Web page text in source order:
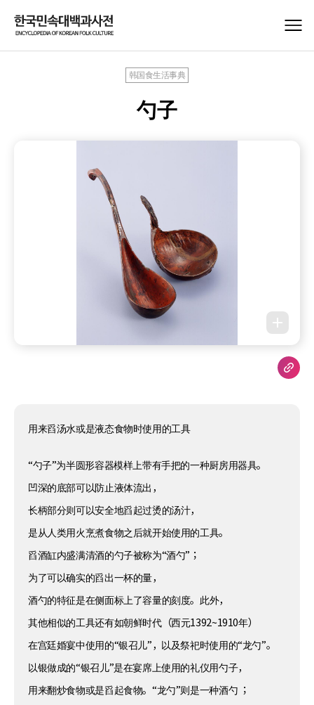
韩国食生活事典
勺子
用来舀汤水或是液态食物时使用的工具
“勺子”为半圆形容器模样上带有手把的一种厨房用器具。
凹深的底部可以防止液体流出，
长柄部分则可以安全地舀起过烫的汤汁，
是从人类用火烹煮食物之后就开始使用的工具。
舀酒缸内盛满清酒的勺子被称为“酒勺”；
为了可以确实的舀出一杯的量，
酒勺的特征是在侧面标上了容量的刻度。此外，
其他相似的工具还有如朝鲜时代（西元1392~1910年）
在宫廷婚宴中使用的“银召儿”，以及祭祀时使用的“龙勺”。
以银做成的“银召儿”是在宴席上使用的礼仪用勺子，
用来翻炒食物或是舀起食物。“龙勺”则是一种酒勺 ；